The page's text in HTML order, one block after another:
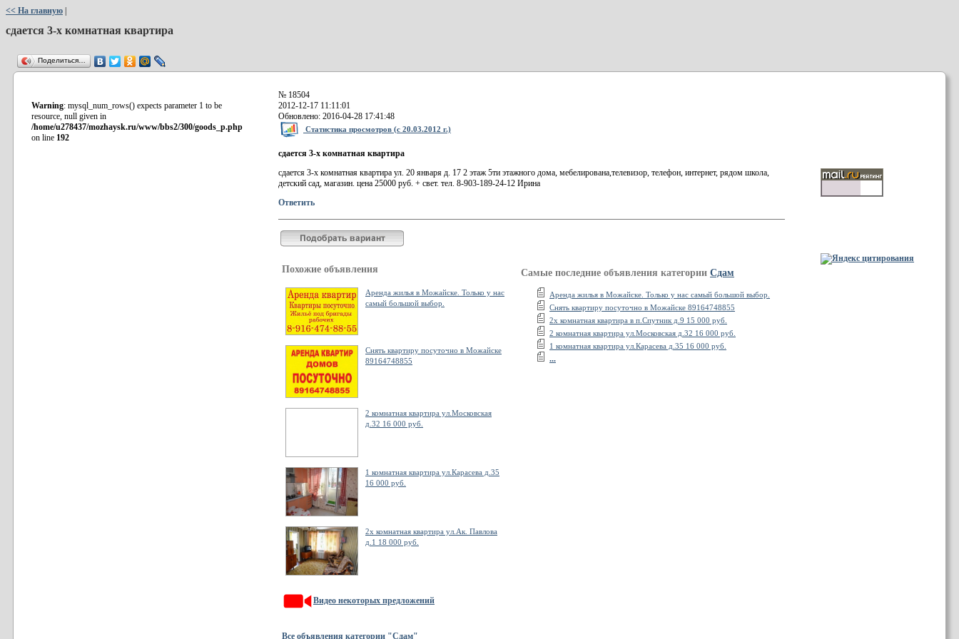
<< На главную
сдается 3-х комнатная квартира
Поделиться…
Warning: mysql_num_rows() expects parameter 1 to be
resource, null given in
/home/u278437/mozhaysk.ru/www/bbs2/300/goods_p.php
on line 192
№ 18504
2012-12-17 11:11:01
Обновлено: 2016-04-28 17:41:48
Статистика просмотров (с 20.03.2012 г.)
сдается 3-х комнатная квартира
сдается 3-х комнатная квартира ул. 20 января д. 17 2 этаж 5ти этажного дома, мебелирована,телевизор, телефон, интернет, рядом школа,
детский сад, магазин. цена 25000 руб. + свет. тел. 8-903-189-24-12 Ирина
Ответить
Похожие объявления
Аренда жилья в Можайске. Только у нас
самый большой выбор.
Снять квартиру посуточно в Можайске
89164748855
2 комнатная квартира ул.Московская
д.32 16 000 руб.
1 комнатная квартира ул.Карасева д.35
16 000 руб.
2х комнатная квартира ул.Ак. Павлова
д.1 18 000 руб.
Видео некоторых предложений
Все объявления категории "Сдам"
Самые последние объявления категории Сдам
Аренда жилья в Можайске. Только у нас самый большой выбор.
Снять квартиру посуточно в Можайске 89164748855
2х комнатная квартира в п.Спутник д.9 15 000 руб.
2 комнатная квартира ул.Московская д.32 16 000 руб.
1 комнатная квартира ул.Карасева д.35 16 000 руб.
...